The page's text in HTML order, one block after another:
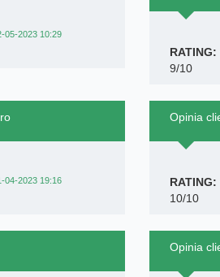
05-2023 10:29
RATING:
9/10
04-2023 19:16
Opinia
RATING:
10/10
Opinia